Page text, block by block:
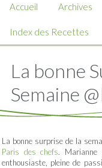
Accueil Archives
Index des Recettes
La bonne
Semaine
La bonne surprise de la
Paris des chefs. Marianne
enthousiaste, pleine de